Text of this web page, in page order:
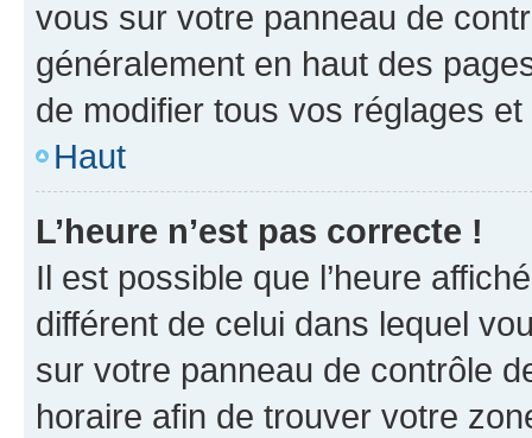
vous sur votre panneau de
généralement en haut des
de modifier tous vos réglages
Haut
L’heure n’est pas correcte !
Il est possible que l’heure
différent de celui dans lequel
sur votre panneau de contrôle
horaire afin de trouver votre